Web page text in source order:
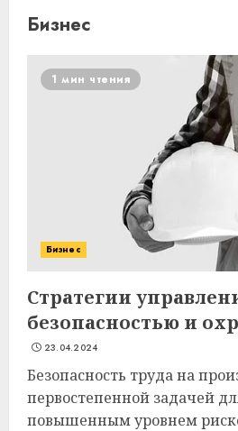
Бизнес
1 мин чтения
Бизнес
Стратегии
безопасностью и
23.04.2024
Безопасность труда на
первостепенной задачей
повышенным уровнем